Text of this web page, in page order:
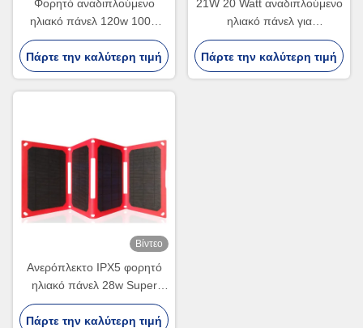
Φορητό αναδιπλούμενο
ηλιακό πάνελ 120w 100w
αναδιπλούμενο ηλιακό πάνελ
για υπαίθριες πεζοπορίες
Πάρτε την καλύτερη τιμή
21W 20 Watt αναδιπλούμενο
ηλιακό πάνελ για
κατασκήνωση και κινητή
φόρτιση ROHS
πιστοποιημένο
Πάρτε την καλύτερη τιμή
Βίντεο
Ανερόπλεκτο IPX5 φορητό
ηλιακό πάνελ 28w Super
Slim ETFE USB ηλιακό
φορτιστή
Πάρτε την καλύτερη τιμή